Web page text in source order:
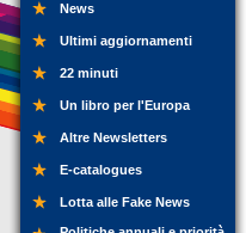
News
Ultimi aggiornamenti
22 minuti
Un libro per l'Europa
Altre Newsletters
E-catalogues
Lotta alle Fake News